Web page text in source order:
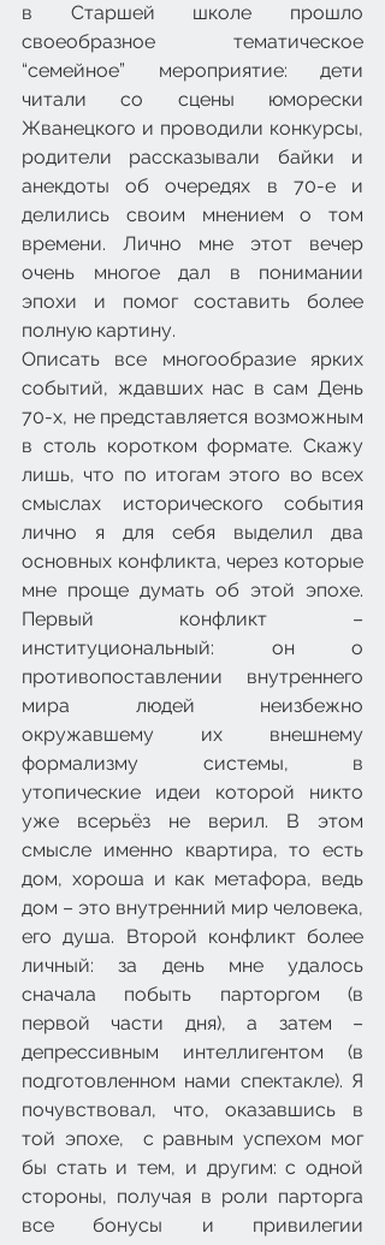
в Старшей школе прошло
своеобразное тематическое
“семейное” мероприятие: дети
читали со сцены юморески
Жванецкого и проводили конкурсы,
родители рассказывали байки и
анекдоты об очередях в 70-е и
делились своим мнением о том
времени. Лично мне этот вечер
очень многое дал в понимании
эпохи и помог составить более
полную картину.
Описать все многообразие ярких
событий, ждавших нас в сам День
70-х, не представляется возможным
в столь коротком формате. Скажу
лишь, что по итогам этого во всех
смыслах исторического события
лично я для себя выделил два
основных конфликта, через которые
мне проще думать об этой эпохе.
Первый конфликт –
институциональный: он о
противопоставлении внутреннего
мира людей неизбежно
окружавшему их внешнему
формализму системы, в
утопические идеи которой никто
уже всерьёз не верил. В этом
смысле именно квартира, то есть
дом, хороша и как метафора, ведь
дом – это внутренний мир человека,
его душа. Второй конфликт более
личный: за день мне удалось
сначала побыть парторгом (в
первой части дня), а затем –
депрессивным интеллигентом (в
подготовленном нами спектакле). Я
почувствовал, что, оказавшись в
той эпохе,  с равным успехом мог
бы стать и тем, и другим: с одной
стороны, получая в роли парторга
все бонусы и привилегии